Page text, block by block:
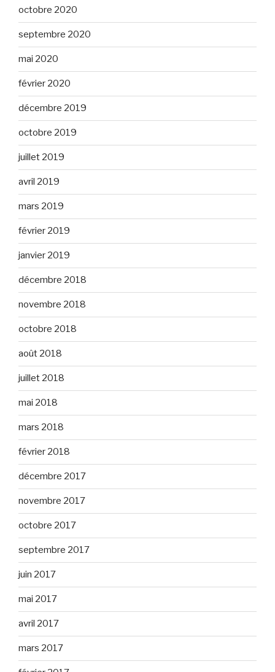
octobre 2020
septembre 2020
mai 2020
février 2020
décembre 2019
octobre 2019
juillet 2019
avril 2019
mars 2019
février 2019
janvier 2019
décembre 2018
novembre 2018
octobre 2018
août 2018
juillet 2018
mai 2018
mars 2018
février 2018
décembre 2017
novembre 2017
octobre 2017
septembre 2017
juin 2017
mai 2017
avril 2017
mars 2017